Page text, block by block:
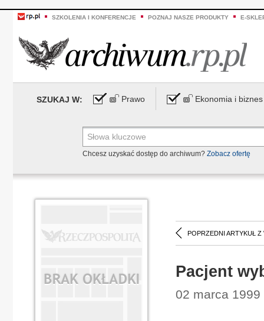
SZKOLENIA I KONFERENCJE POZNAJ NASZE PRODUKTY E-
SZUKAJ W: Prawo Ekonomia i biznes
Chcesz uzyskać dostęp do archiwum? Zobacz ofertę
POPRZEDNI ARTYKUŁ Z
Pacjent
02 marca 1999